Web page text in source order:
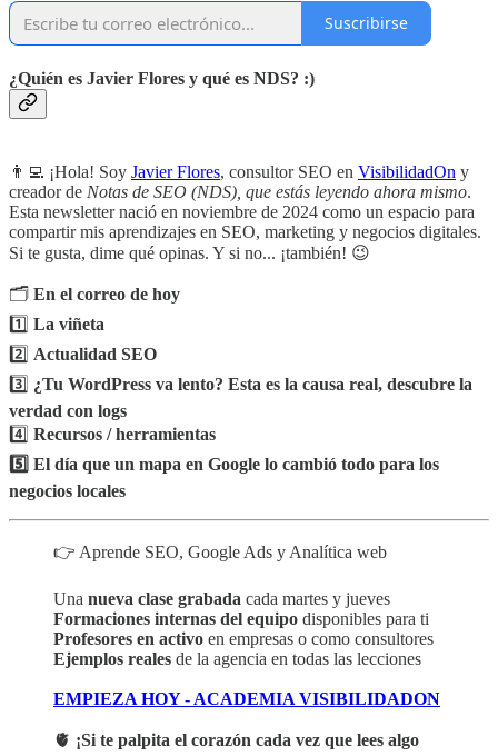
Suscribirse
¿Quién es Javier Flores y qué es NDS? :)
👨‍💻 ¡Hola! Soy Javier Flores, consultor SEO en VisibilidadOn y
creador de Notas de SEO (NDS), que estás leyendo ahora mismo.
Esta newsletter nació en noviembre de 2024 como un espacio para
compartir mis aprendizajes en SEO, marketing y negocios digitales.
Si te gusta, dime qué opinas. Y si no... ¡también! 😉
🗂️ En el correo de hoy
1️⃣ La viñeta
2️⃣ Actualidad SEO
3️⃣ ¿Tu WordPress va lento? Esta es la causa real, descubre la
verdad con logs
4️⃣ Recursos / herramientas
5️⃣ El día que un mapa en Google lo cambió todo para los
negocios locales
👉 Aprende SEO, Google Ads y Analítica web
Una nueva clase grabada cada martes y jueves
Formaciones internas del equipo disponibles para ti
Profesores en activo en empresas o como consultores
Ejemplos reales de la agencia en todas las lecciones
EMPIEZA HOY - ACADEMIA VISIBILIDADON
🫀 ¡Si te palpita el corazón cada vez que lees algo